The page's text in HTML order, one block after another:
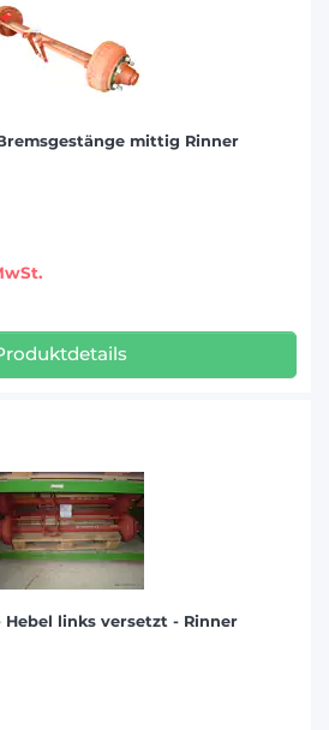
mittig Rinner
Hebel links versetzt - Rinner